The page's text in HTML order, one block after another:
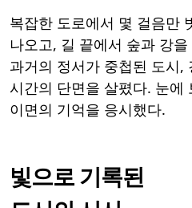
복잡한 도로에서 몇 걸음만
나오고, 길 끝에서 숲과 강
과거의 정서가 중첩된 도시,
시간의 단면을 살폈다. 눈에
이면의 기억을 응시했다.
빛으로 기록된